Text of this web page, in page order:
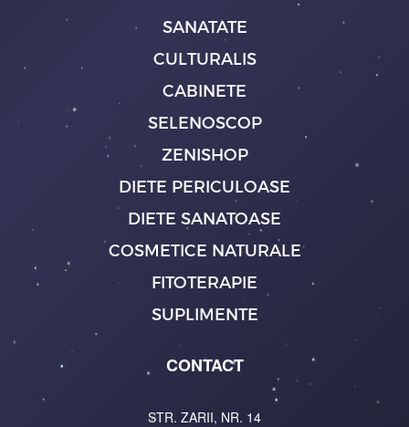
SANATATE
CULTURALIS
CABINETE
SELENOSCOP
ZENISHOP
DIETE PERICULOASE
DIETE SANATOASE
COSMETICE NATURALE
FITOTERAPIE
SUPLIMENTE
CONTACT
STR. ZARII, NR. 14